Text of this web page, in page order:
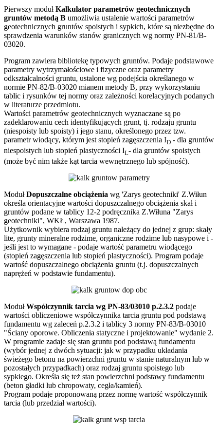
Pierwszy modułKalkulator parametrów geotechnicznych
gruntów metodą B umożliwia ustalenie wartości parametrów
geotechnicznych gruntów spoistych i sypkich, które są niezbędne do
sprawdzenia warunków stanów granicznych wg normy PN-81/B-
03020.
Program zawiera bibliotekę typowych gruntów. Podaje podstawowe
parametry wytrzymałościowe i fizyczne oraz parametry
odkształcalności gruntu, ustalone wg podejścia określanego w
normie PN-82/B-03020 mianem metody B, przy wykorzystaniu
tablic i rysunków tej normy oraz zależności korelacyjnych podanych
w literaturze przedmiotu.
Wartości parametrów geotechnicznych wyznaczane są po
zadeklarowaniu cech identyfikujących grunt, tj. rodzaju gruntu
(niespoisty lub spoisty) i jego stanu, określonego przez tzw.
parametr wiodący, którym jest stopień zagęszczenia ID - dla gruntów
niespoistych lub stopień plastyczności IL- dla gruntów spoistych
(może być nim także kąt tarcia wewnętrznego lub spójność).
ModułDopuszczalne obciążenia wg 'Zarys geotechniki' Z.Wiłun
określa orientacyjne wartości dopuszczalnego obciążenia skał i
gruntów podane w tablicy 12-2 podręcznika Z.Wiłuna "Zarys
geotechniki", WKŁ, Warszawa 1987.
Użytkownik wybiera rodzaj gruntu należący do jednej z grup: skały
lite, grunty mineralne rodzime, organiczne rodzime lub nasypowe i -
jeśli jest to wymagane - podaje wartość parametru wiodącego
(stopień zagęszczenia lub stopień plastyczności). Program podaje
wartość dopuszczalnego obciążenia gruntu (t.j. dopuszczalnych
naprężeń w podstawie fundamentu).
ModułWspółczynnik tarcia wg PN-83/03010 p.2.3.2 podaje
wartości obliczeniowe współczynnika tarcia gruntu pod podstawą
fundamentu wg zaleceń p.2.3.2 i tablicy 3 normy PN-83/B-03010
"Ściany oporowe. Obliczenia statyczne i projektowanie" wydanie 2.
W programie zadaje się stan gruntu pod podstawą fundamentu
(wybór jednej z dwóch sytuacji: jak w przypadku układania
świeżego betonu na powierzchni gruntu w stanie naturalnym lub w
pozostałych przypadkach) oraz rodzaj gruntu spoistego lub
sypkiego. Określa się też stan powierzchni podstawy fundamentu
(beton gładki lub chropowaty, cegła/kamień).
Program podaje proponowaną przez normę wartość współczynnik
tarcia (lub przedział wartości).